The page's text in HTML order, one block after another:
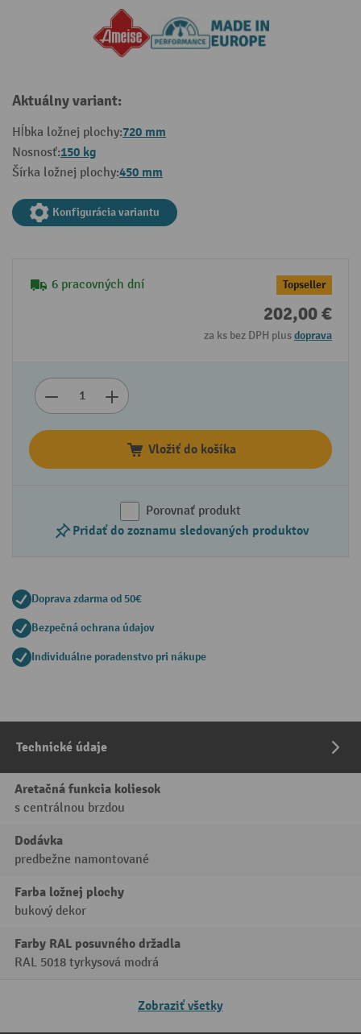
Aktuálny variant:
Hĺbka ložnej plochy:720 mm
Nosnosť:150 kg
Šírka ložnej plochy:450 mm
Konfigurácia variantu
6 pracovných dní Topseller
202,00 €
za ks bez DPH plusdoprava
Vložiť do košíka
Porovnať produkt
Pridať do zoznamu sledovaných produktov
Doprava zdarma od 50€
Bezpečná ochrana údajov
Individuálne poradenstvo pri nákupe
Technické údaje
Aretačná funkcia koliesok
s centrálnou brzdou
Dodávka
predbežne namontované
Farba ložnej plochy
bukový dekor
Farby RAL posuvného držadla
RAL 5018 tyrkysová modrá
Zobraziť všetky